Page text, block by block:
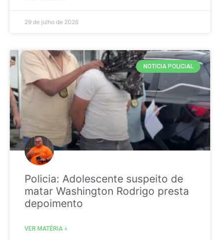
29 de julho de 2026
NOTICIA POLICIAL
Policia: Adolescente suspeito de
matar Washington Rodrigo presta
depoimento
VER MATÉRIA »